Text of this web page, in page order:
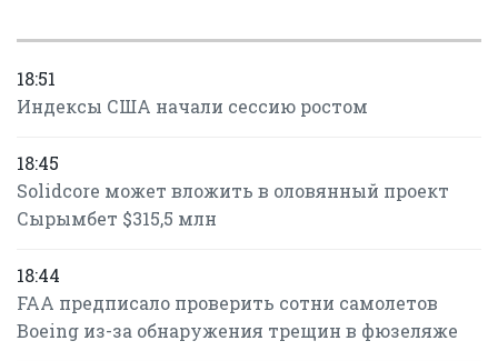
18:51
Индексы США начали сессию ростом
18:45
Solidcore может вложить в оловянный проект
Сырымбет $315,5 млн
18:44
FAA предписало проверить сотни самолетов
Boeing из-за обнаружения трещин в фюзеляже